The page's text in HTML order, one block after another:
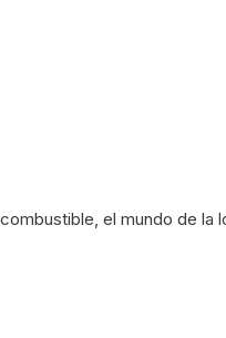
combustible, el mundo de la